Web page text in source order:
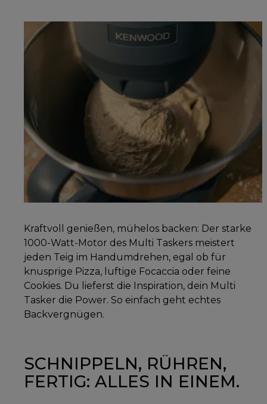
Kraftvoll genießen, mühelos backen: Der starke
1000-Watt-Motor des Multi Taskers meistert
jeden Teig im Handumdrehen, egal ob für
knusprige Pizza, luftige Focaccia oder feine
Cookies. Du lieferst die Inspiration, dein Multi
Tasker die Power. So einfach geht echtes
Backvergnügen.
SCHNIPPELN, RÜHREN,
FERTIG: ALLES IN EINEM.